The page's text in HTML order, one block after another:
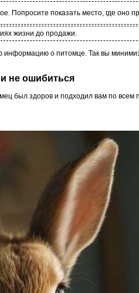
Попросите показать место, где оно
жизни до продажи.
информацию о питомце. Так вы
и не ошибиться
был здоров и подходил вам по